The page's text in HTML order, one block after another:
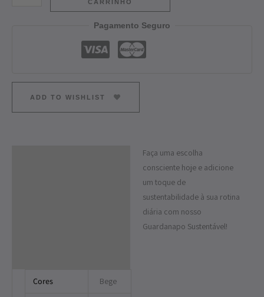
CARRINHO
Pagamento Seguro
ADD TO WISHLIST
Faça uma escolha
consciente hoje e adicione
um toque de
sustentabilidade à sua rotina
diária com nosso
Guardanapo Sustentável!
Cores Bege